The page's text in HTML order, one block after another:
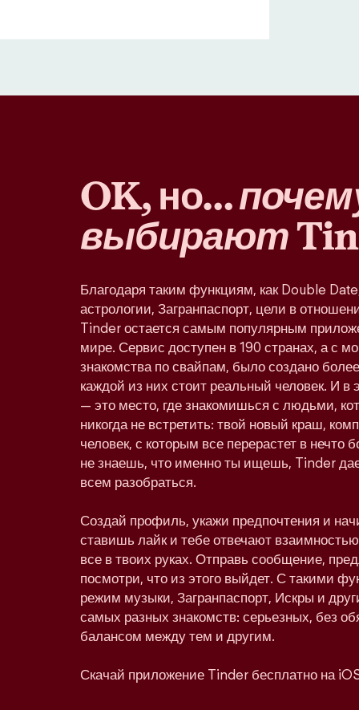
OK, но…
выбирают
Благодаря таким функциям, как Double
астрологии, Загранпаспорт, цели в
Tinder остается самым популярным
мире. Сервис доступен в 190 странах, а с
знакомства по свайпам, было создано
каждой из них стоит реальный человек. И
— это место, где знакомишься с людьми,
никогда не встретить: твой новый краш,
человек, с которым все перерастет в
не знаешь, что именно ты ищешь, Tinder
всем разобраться.
Создай профиль, укажи предпочтения и
ставишь лайк и тебе отвечают
все в твоих руках. Отправь сообщение,
посмотри, что из этого выйдет. С такими
режим музыки, Загранпаспорт, Искры и
самых разных знакомств: серьезных, без
балансом между тем и другим.
Скачай приложение Tinder бесплатно на